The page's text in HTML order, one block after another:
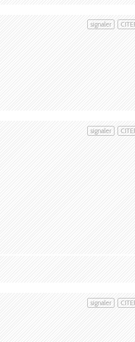
signaler
signaler
signaler